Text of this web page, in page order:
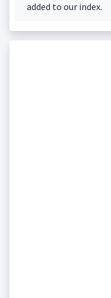
added to our index.